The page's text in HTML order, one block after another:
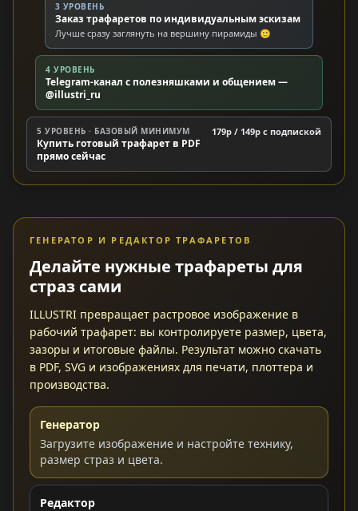
3 УРОВЕНЬ
Заказ трафаретов по индивидуальным эскизам
Лучше сразу заглянуть на вершину пирамиды 🙂
4 УРОВЕНЬ
Telegram-канал с полезняшками и общением —
@illustri_ru
5 УРОВЕНЬ · БАЗОВЫЙ МИНИМУМ
Купить готовый трафарет в PDF
прямо сейчас
179р / 149р c подпиской
ГЕНЕРАТОР И РЕДАКТОР ТРАФАРЕТОВ
Делайте нужные трафареты для
страз сами
ILLUSTRI превращает растровое изображение в
рабочий трафарет: вы контролируете размер, цвета,
зазоры и итоговые файлы. Результат можно скачать
в PDF, SVG и изображениях для печати, плоттера и
производства.
Генератор
Загрузите изображение и настройте технику,
размер страз и цвета.
Редактор